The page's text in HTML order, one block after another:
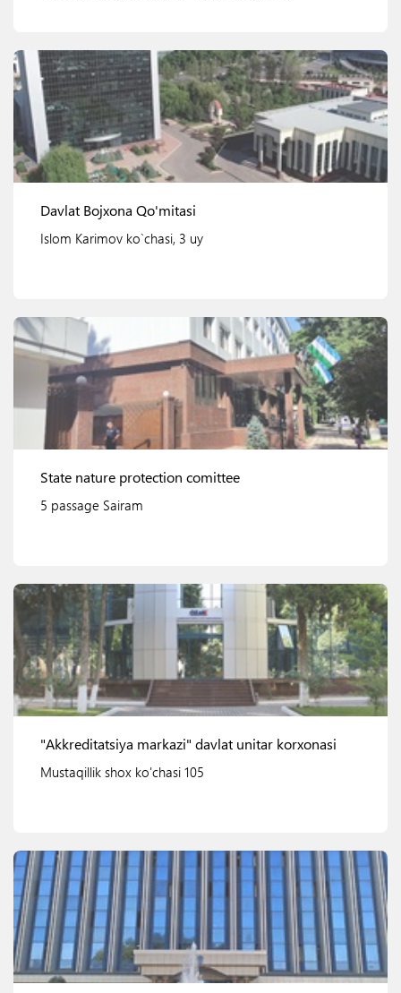
Ko'rish
Davlat Bojxona Qo'mitasi
Islom Karimov ko`chasi, 3 uy
Ko'rish
State nature protection comittee
5 passage Sairam
Ko'rish
"Akkreditatsiya markazi" davlat unitar korxonasi
Mustaqillik shox ko'chasi 105